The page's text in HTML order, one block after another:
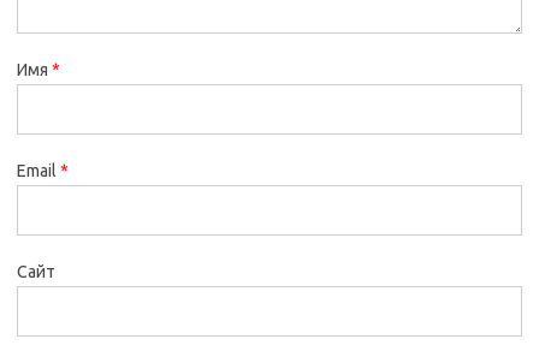
Имя *
Email *
Сайт